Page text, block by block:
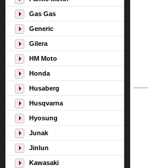
Gas Gas
Generic
Gilera
HM Moto
Honda
Husaberg
Husqvarna
Hyosung
Junak
Jinlun
Kawasaki